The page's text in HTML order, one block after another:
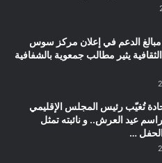
الدعم في إعلان مركز سوس
يثير مطالب جمعوية بالشفافية
تُغيّب رئيس المجلس الإقليمي
عيد العرش.. و نائبته تمثل
…